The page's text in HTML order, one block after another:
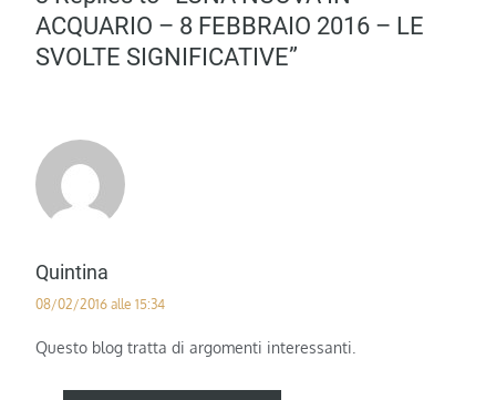
ACQUARIO – 8 FEBBRAIO 2016 – LE
SVOLTE SIGNIFICATIVE”
Quintina
08/02/2016 alle 15:34
Questo blog tratta di argomenti interessanti.